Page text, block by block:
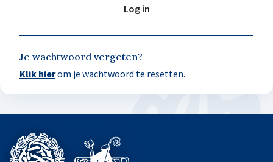
Log in
Je wachtwoord vergeten?
Klik hierom je wachtwoord te resetten.